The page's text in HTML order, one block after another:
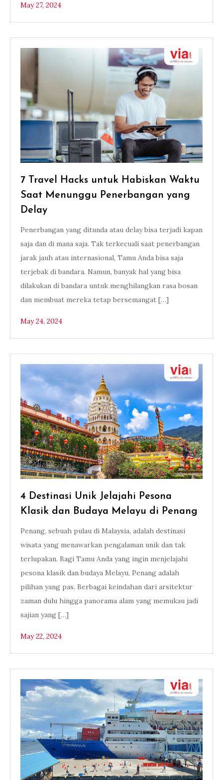
May 27, 2024
7 Travel Hacks untuk Habiskan Waktu
Saat Menunggu Penerbangan yang
Delay
Penerbangan yang ditunda atau delay bisa terjadi kapan
saja dan di mana saja. Tak terkecuali saat penerbangan
jarak jauh atau internasional, Tamu Anda bisa saja
terjebak di bandara. Namun, banyak hal yang bisa
dilakukan di bandara untuk menghilangkan rasa bosan
dan membuat mereka tetap bersemangat […]
May 24, 2024
4 Destinasi Unik Jelajahi Pesona
Klasik dan Budaya Melayu di Penang
Penang, sebuah pulau di Malaysia, adalah destinasi
wisata yang menawarkan pengalaman unik dan tak
terlupakan. Bagi Tamu Anda yang ingin menjelajahi
pesona klasik dan budaya Melayu, Penang adalah
pilihan yang pas. Berbagai keindahan dari arsitektur
zaman dulu hingga panorama alam yang memukau jadi
sajian yang […]
May 22, 2024